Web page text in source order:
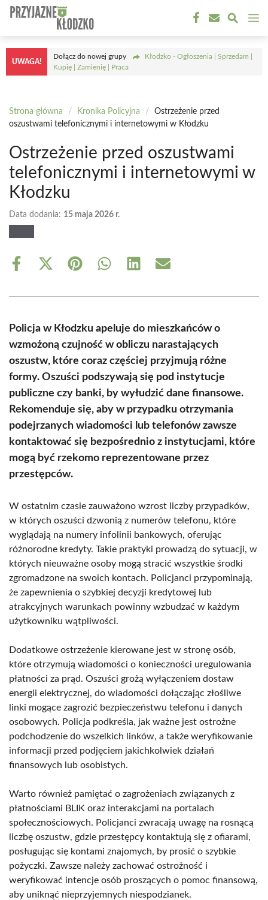
Przejdź
treści
UWAGA!
Dołącz do nowej grupy
Kłodzko - Ogłoszenia | Sprzedam |
Kupię | Zamienię | Praca
Strona główna / Kronika Policyjna /
Ostrzeżenie przed
oszustwami telefonicznymi i internetowymi w Kłodzku
Ostrzeżenie przed oszustwami
telefonicznymi i internetowymi w
Kłodzku
Data dodania: 15 maja 2026 r.
Share
Share
(Twitter)
Share Share Share Share
Policja w Kłodzku apeluje do mieszkańców o
wzmożoną czujność w obliczu narastających
oszustw, które coraz częściej przyjmują różne
formy. Oszuści podszywają się pod instytucje
publiczne czy banki, by wyłudzić dane finansowe.
Rekomenduje się, aby w przypadku otrzymania
podejrzanych wiadomości lub telefonów zawsze
kontaktować się bezpośrednio z instytucjami, które
mogą być rzekomo reprezentowane przez
przestępców.
W ostatnim czasie zauważono wzrost liczby przypadków,
w których oszuści dzwonią z numerów telefonu, które
wyglądają na numery infolinii bankowych, oferując
różnorodne kredyty. Takie praktyki prowadzą do sytuacji, w
których nieuważne osoby mogą stracić wszystkie środki
zgromadzone na swoich kontach. Policjanci przypominają,
że zapewnienia o szybkiej decyzji kredytowej lub
atrakcyjnych warunkach powinny wzbudzać w każdym
użytkowniku wątpliwości.
Dodatkowe ostrzeżenie kierowane jest w stronę osób,
które otrzymują wiadomości o konieczności uregulowania
płatności za prąd. Oszuści grożą wyłączeniem dostaw
energii elektrycznej, do wiadomości dołączając złośliwe
linki mogące zagrozić bezpieczeństwu telefonu i danych
osobowych. Policja podkreśla, jak ważne jest ostrożne
podchodzenie do wszelkich linków, a także weryfikowanie
informacji przed podjęciem jakichkolwiek działań
finansowych lub osobistych.
Warto również pamiętać o zagrożeniach związanych z
płatnościami BLIK oraz interakcjami na portalach
społecznościowych. Policjanci zwracają uwagę na rosnącą
liczbę oszustw, gdzie przestępcy kontaktują się z ofiarami,
posługując się kontami znajomych, by prosić o szybkie
pożyczki. Zawsze należy zachować ostrożność i
weryfikować intencje osób proszących o pomoc finansową,
aby uniknąć nieprzyjemnych niespodzianek.